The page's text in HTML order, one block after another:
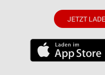
JETZT